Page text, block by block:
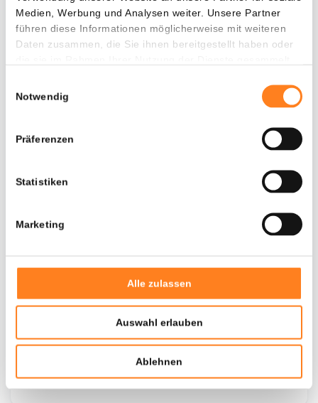
Medien, Werbung und Analysen weiter. Unsere Partner
führen diese Informationen möglicherweise mit weiteren
Daten zusammen, die Sie ihnen bereitgestellt haben oder
Notwendig
Präferenzen
Statistiken
Marketing
Alle zulassen
Auswahl erlauben
Ablehnen
Hätte investiert In
$
Door een fout konden er geen gegevens worden
opgehaald, probeer het later opnieuw.